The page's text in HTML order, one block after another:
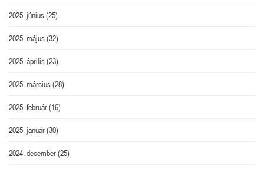
2025. június(25)
2025. május(32)
2025. április(23)
2025. március(28)
2025. február(16)
2025. január(30)
2024. december(25)